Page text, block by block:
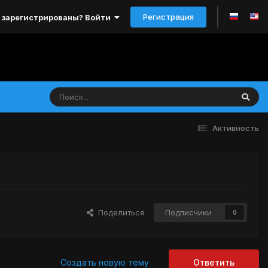
Войти Регистрация
Активность
Поделиться Подписчики 0
Ответить
Создать новую тему